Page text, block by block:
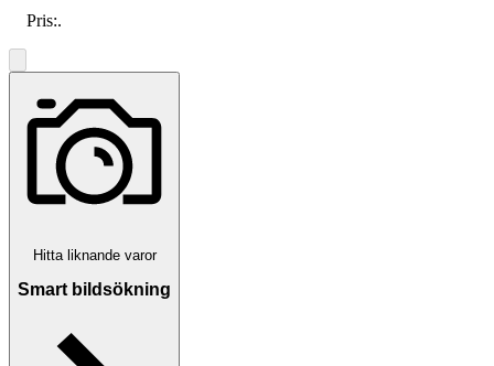
Pris:.
Hitta liknande varor
Smart bildsökning